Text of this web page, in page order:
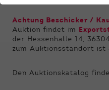
Achtung Beschicker /
Auktion findet im
der Hessenhalle 14,
zum Auktionsstandort ist
Den Auktionskatalog
gewährleistet, dass die
funktioniert.
Anbieter Qnetics
Cookie-